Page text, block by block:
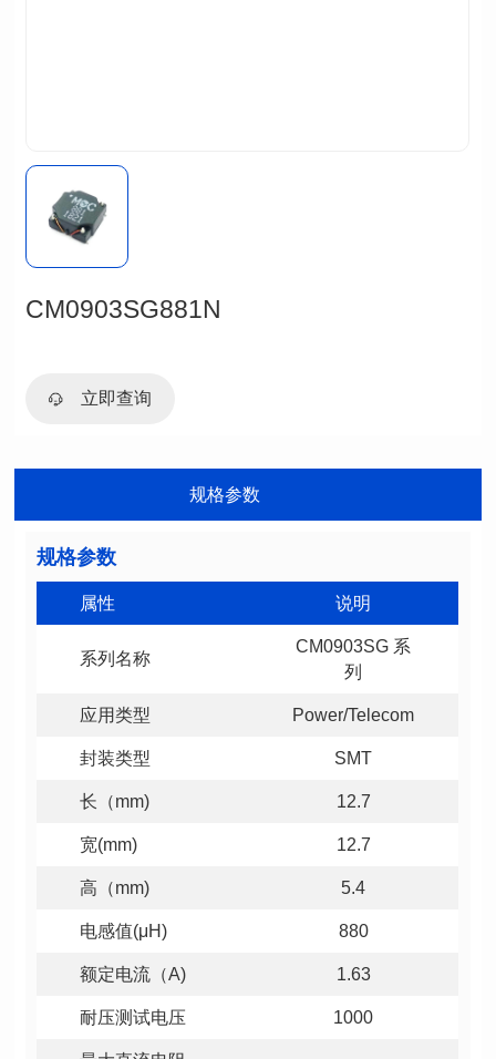
CM0903SG881N
立即查询
规格参数
规格参数
属性 说明
系列名称
列
应用类型 Power/Telecom
封装类型 SMT
长（mm) 12.7
宽(mm) 12.7
高（mm) 5.4
电感值(μH) 880
额定电流（A) 1.63
耐压测试电压 1000